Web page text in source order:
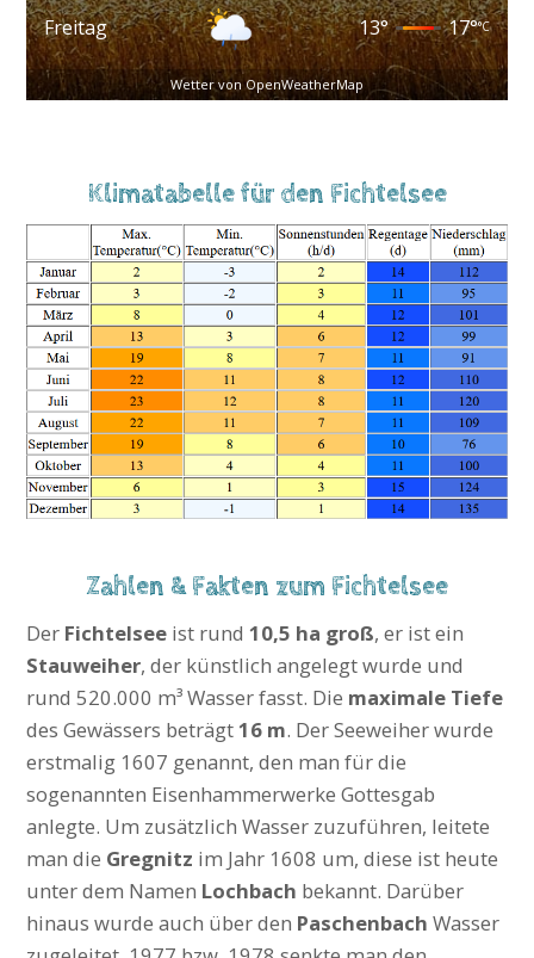
Freitag 13° 17°°C
Wetter von OpenWeatherMap
Klimatabelle für den Fichtelsee
Zahlen & Fakten zum Fichtelsee
Der Fichtelsee ist rund 10,5 ha groß, er ist ein
Stauweiher, der künstlich angelegt wurde und
rund 520.000 m³ Wasser fasst. Die maximale Tiefe
des Gewässers beträgt 16 m. Der Seeweiher wurde
erstmalig 1607 genannt, den man für die
sogenannten Eisenhammerwerke Gottesgab
anlegte. Um zusätzlich Wasser zuzuführen, leitete
man die Gregnitz im Jahr 1608 um, diese ist heute
unter dem Namen Lochbach bekannt. Darüber
hinaus wurde auch über den Paschenbach Wasser